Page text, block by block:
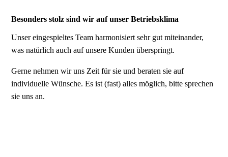
Besonders stolz sind wir auf unser Betriebsklima
Unser eingespieltes Team harmonisiert sehr gut miteinander,
was natürlich auch auf unsere Kunden überspringt.
Gerne nehmen wir uns Zeit für sie und beraten sie auf
individuelle Wünsche. Es ist (fast) alles möglich, bitte sprechen
sie uns an.